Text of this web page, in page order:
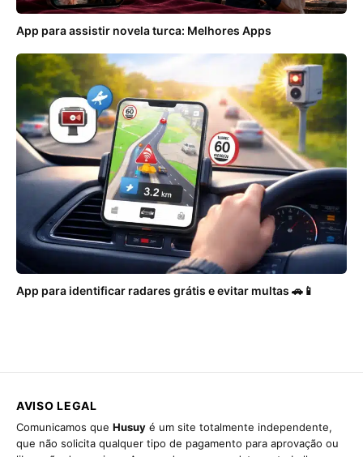
App para assistir novela turca: Melhores Apps
App para identificar radares grátis e evitar multas 🚗📱
AVISO LEGAL
Comunicamos que Husuy é um site totalmente independente,
que não solicita qualquer tipo de pagamento para aprovação ou